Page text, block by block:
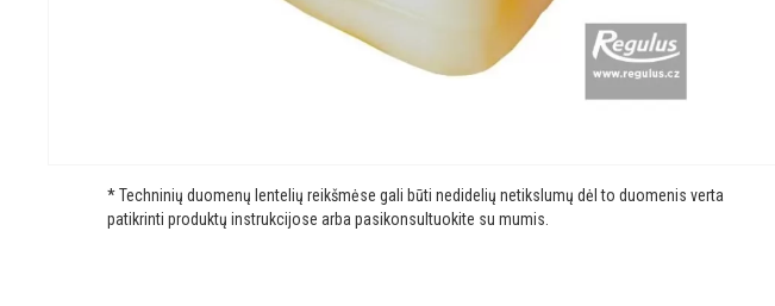
* Techninių duomenų lentelių reikšmėse gali būti nedidelių netikslumų dėl to duomenis verta
patikrinti produktų instrukcijose arba pasikonsultuokite su mumis.